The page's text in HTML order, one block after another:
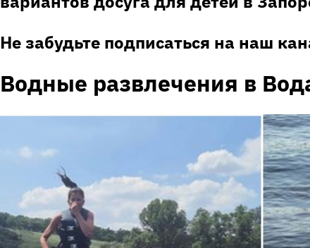
Не забудьте подписаться на наш
Водные развлечения в